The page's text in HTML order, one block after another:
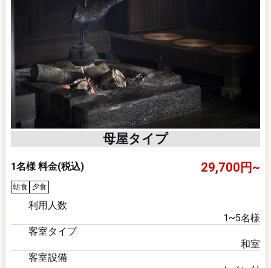
母屋タイプ
1名様 料金(税込) 29,700円~
朝食 夕食
利用人数
1~5名様
客室タイプ
和室
客室設備